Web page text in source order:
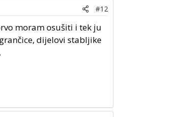
#12
moram osušiti i tek ju
dijelovi stabljike